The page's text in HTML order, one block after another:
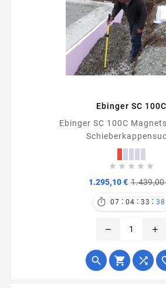
Ebinger SC 100C
Ebinger SC 100C
    
1.295,10 € 1.439,00
 07 : 04 : 33 : 38
remove add
  